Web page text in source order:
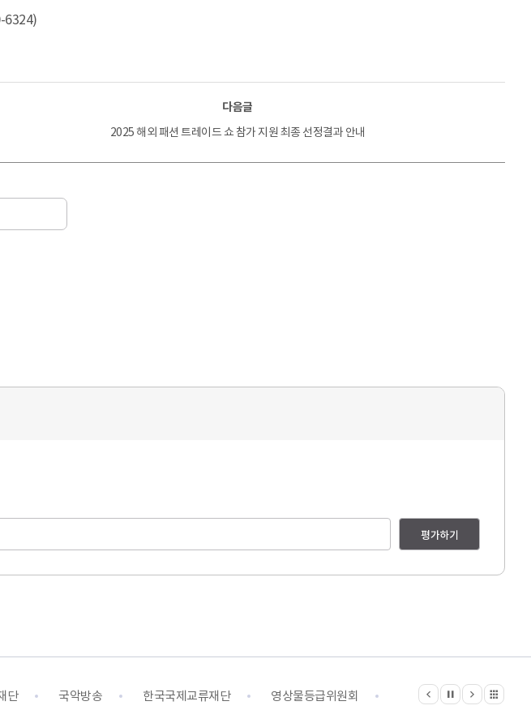
6324)
다음글
2025 해외 패션 트레이드 쇼 참가 지원 최종 선정결과 안내
평가하기
단 국악방송 한국국제교류재단 영상물등급위원회 영화진흥위원회
이전
정지
다음 관련기관 전체보기